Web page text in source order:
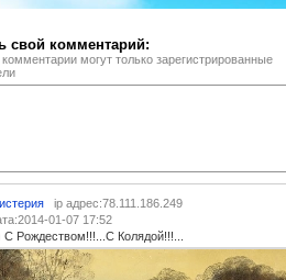
свой комментарий:
могут только зарегистрированные
ip адрес:78.111.186.249
01-07 17:52
Рождеством!!!...С Колядой!!!...